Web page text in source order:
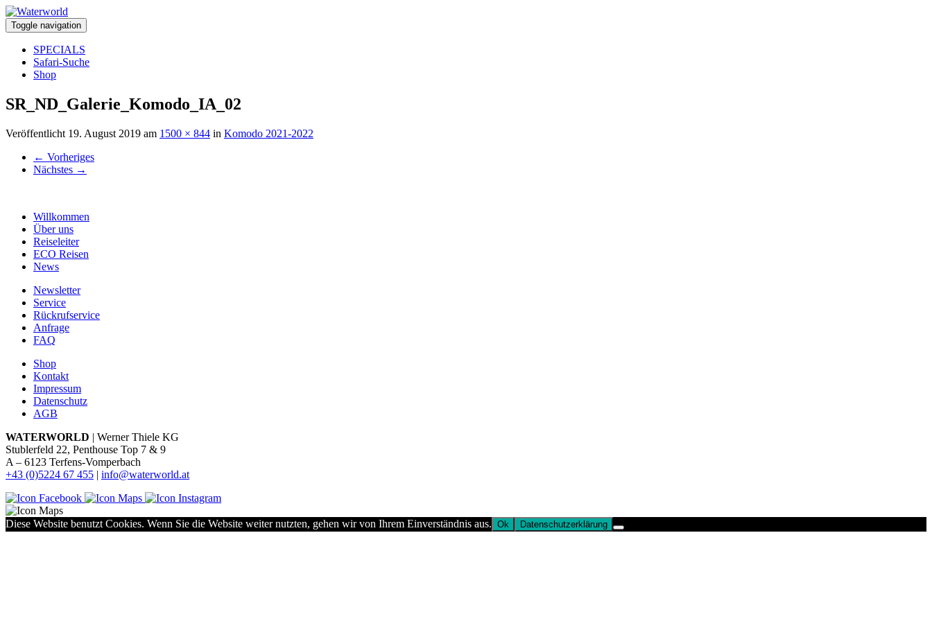
Toggle navigation
SPECIALS
Safari-Suche
Shop
SR_ND_Galerie_Komodo_IA_02
Veröffentlicht 19. August 2019 am 1500 × 844 in Komodo 2021-2022
← Vorheriges
Nächstes →
Willkommen
Über uns
Reiseleiter
ECO Reisen
News
Newsletter
Service
Rückrufservice
Anfrage
FAQ
Shop
Kontakt
Impressum
Datenschutz
AGB
WATERWORLD | Werner Thiele KG
Stublerfeld 22, Penthouse Top 7 & 9
A – 6123 Terfens-Vomperbach
+43 (0)5224 67 455 | info@waterworld.at
Diese Website benutzt Cookies. Wenn Sie die Website weiter nutzten, gehen wir von Ihrem Einverständnis aus. Ok Datenschutzerklärung